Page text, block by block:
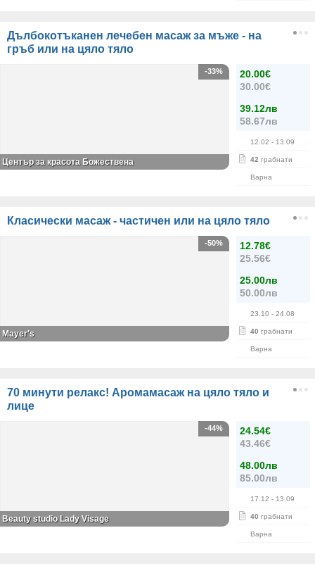
Дълбокотъканен лечебен масаж за мъже - на
гръб или на цяло тяло
20.00€
30.00€
39.12лв
58.67лв
12.02 - 13.09
42 грабнати
Варна
-33%
Център за красота Божествена
Класически масаж - частичен или на цяло тяло
12.78€
25.56€
25.00лв
50.00лв
23.10 - 24.08
40 грабнати
Варна
-50%
Mayer's
70 минути релакс! Аромамасаж на цяло тяло и
лице
24.54€
43.46€
48.00лв
85.00лв
17.12 - 13.09
40 грабнати
Варна
-44%
Beauty studio Lady Visage